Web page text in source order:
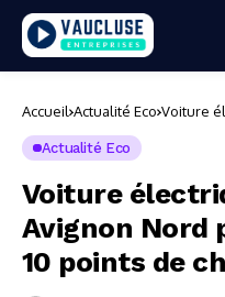
Accueil Actualité Eco Voiture
Actualité Eco
Voiture
Avignon Nord
10 points de